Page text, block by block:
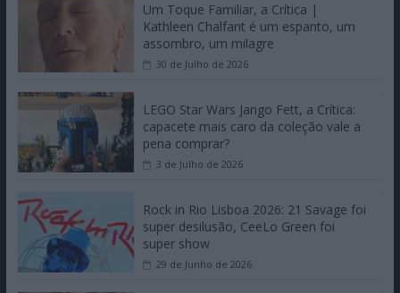
Um Toque Familiar, a Crítica |
Kathleen Chalfant é um espanto, um
assombro, um milagre
30 de Julho de 2026
LEGO Star Wars Jango Fett, a Crítica:
capacete mais caro da coleção vale a
pena comprar?
3 de Julho de 2026
Rock in Rio Lisboa 2026: 21 Savage foi
super desilusão, CeeLo Green foi
super show
29 de Junho de 2026